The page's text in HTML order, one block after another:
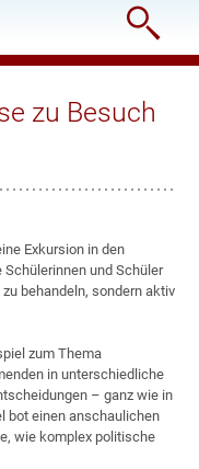

zu Besuch
Exkursion in den
Schülerinnen und Schüler
behandeln, sondern aktiv
zum Thema
in unterschiedliche
– ganz wie in
bot einen anschaulichen
wie komplex politische